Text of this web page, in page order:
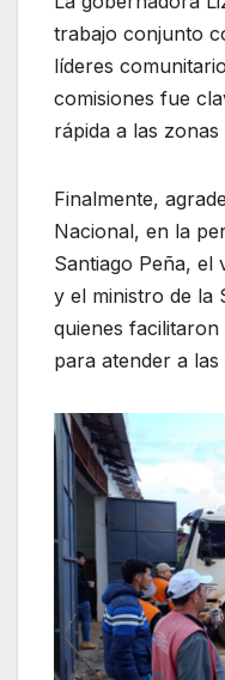
trabajo conjunto
líderes
comisiones fue
rápida a las zonas
Finalmente,
Nacional, en la
Santiago Peña, el
y el ministro de la
quienes
para atender a las